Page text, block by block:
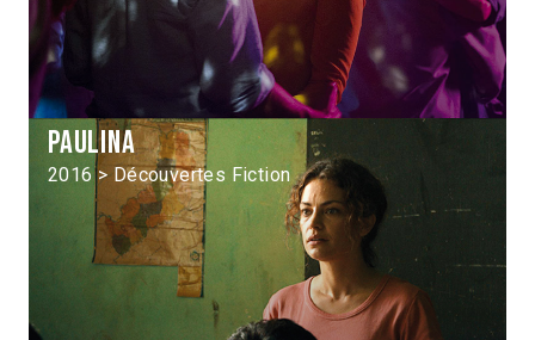
Paulina
2016 > Découvertes Fiction